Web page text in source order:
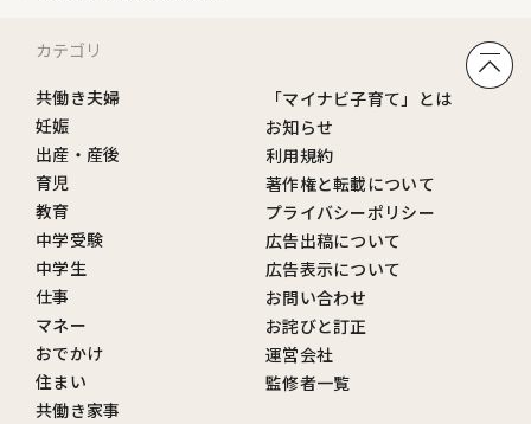
カテゴリ
共働き夫婦
妊娠
出産・産後
育児
教育
中学受験
中学生
仕事
マネー
おでかけ
住まい
共働き家事
「マイナビ子育て」とは
お知らせ
利用規約
著作権と転載について
プライバシーポリシー
広告出稿について
広告表示について
お問い合わせ
お詫びと訂正
運営会社
監修者一覧